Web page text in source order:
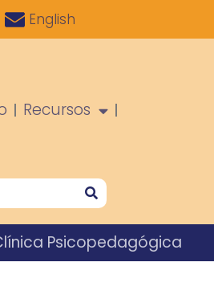
English
Recursos
Psicopedagógica